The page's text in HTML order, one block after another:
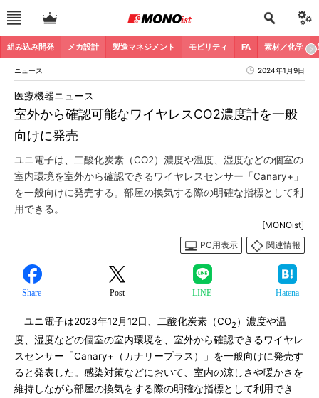
組み込み開発 メカ設計 製造マネジメント モビリティ FA 素材／化学
ニュース 2024年1月9日
室外から確認可能なワイヤレスCO2濃度計を一般
向けに発売
医療機器ニュース
ユニ電子は、二酸化炭素（CO2）濃度や温度、湿度などの個室の
室内環境を室外から確認できるワイヤレスセンサー「Canary+」
を一般向けに発売する。部屋の換気する際の明確な指標として利
用できる。
[MONOist]
PC用表示
関連情報
Share Post LINE Hatena
ユニ電子は2023年12月12日、二酸化炭素（CO2 ）濃度や温
度、湿度などの個室の室内環境を、室外から確認できるワイヤレ
スセンサー「Canary+（カナリープラス）」を一般向けに発売す
ると発表した。感染対策などにおいて、室内の涼しさや暖かさを
維持しながら部屋の換気をする際の明確な指標として利用でき